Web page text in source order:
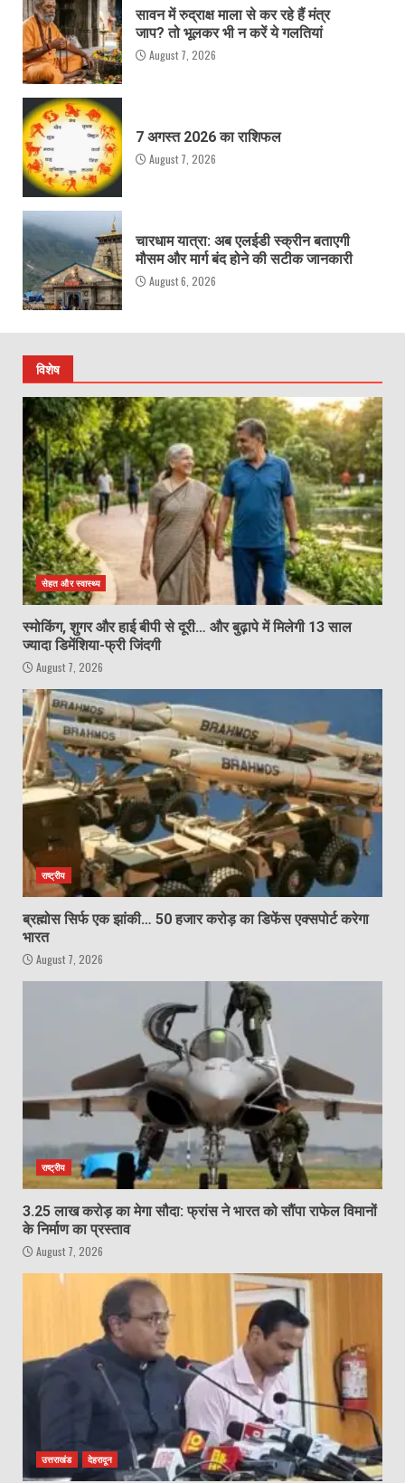
सावन में रुद्राक्ष माला से कर रहे हैं मंत्र
जाप? तो भूलकर भी न करें ये गलतियां
August 7, 2026
7 अगस्त 2026 का राशिफल
August 7, 2026
चारधाम यात्रा: अब एलईडी स्क्रीन बताएगी
मौसम और मार्ग बंद होने की सटीक जानकारी
August 6, 2026
विशेष
सेहत और स्वास्थ्य
स्मोकिंग, शुगर और हाई बीपी से दूरी… और बुढ़ापे में मिलेगी 13 साल
ज्यादा डिमेंशिया-फ्री जिंदगी
August 7, 2026
राष्ट्रीय
ब्रह्मोस सिर्फ एक झांकी… 50 हजार करोड़ का डिफेंस एक्सपोर्ट करेगा
भारत
August 7, 2026
राष्ट्रीय
3.25 लाख करोड़ का मेगा सौदा: फ्रांस ने भारत को सौंपा राफेल विमानों
के निर्माण का प्रस्ताव
August 7, 2026
उत्तराखंड देहरादून